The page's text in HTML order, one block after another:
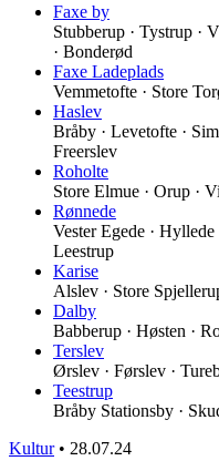
Faxe by
Stubberup · Tystrup ·
· Bonderød
Faxe Ladeplads
Vemmetofte · Store
Haslev
Bråby · Levetofte ·
Freerslev
Roholte
Store Elmue · Orup ·
Rønnede
Vester Egede ·
Leestrup
Karise
Alslev · Store
Dalby
Babberup · Høsten ·
Terslev
Ørslev · Førslev ·
Teestrup
Bråby Stationsby ·
Kultur • 28.07.24